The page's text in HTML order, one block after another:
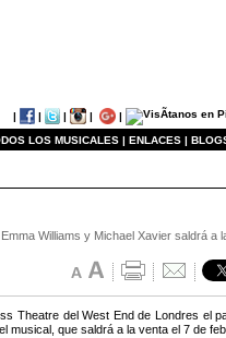
| | | | |
LOS MUSICALES | ENLACES |
Williams y Michael Xavier saldrá a
Theatre del West End de Londres el
que saldrá a la venta el 7 de